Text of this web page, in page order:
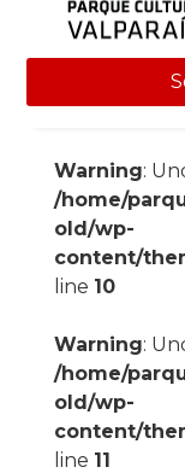
Warning:
/home/
old/wp-
content/
line 10
Warning:
/home/
old/wp-
content/
line 11